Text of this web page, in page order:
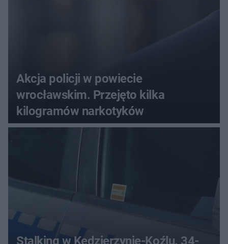
Akcja policji w powiecie
wrocławskim. Przejęto kilka
kilogramów narkotyków
Stalking w Kędzierzynie-Koźlu. 34-